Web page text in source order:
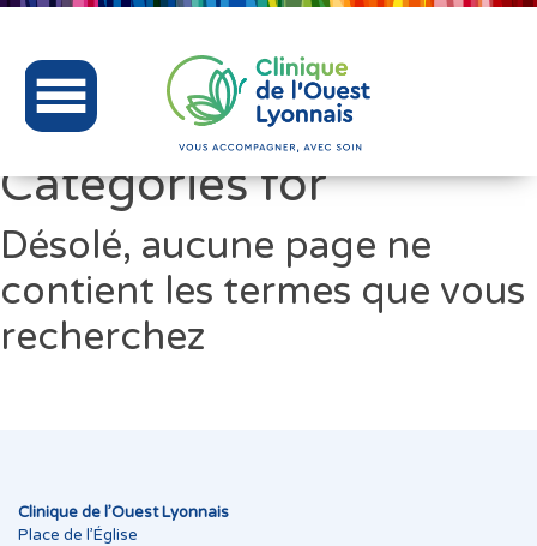
Categories for
Désolé, aucune page ne
contient les termes que vous
recherchez
Clinique de l’Ouest Lyonnais
Place de l’Église